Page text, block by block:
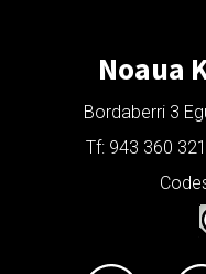
Noaua
Bordaberri 3
Tf: 943 360